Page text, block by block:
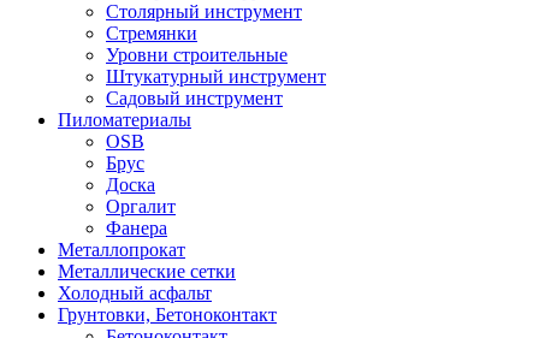
Столярный инструмент
Стремянки
Уровни строительные
Штукатурный инструмент
Садовый инструмент
Пиломатериалы
OSB
Брус
Доска
Оргалит
Фанера
Металлопрокат
Металлические сетки
Холодный асфальт
Грунтовки, Бетоноконтакт